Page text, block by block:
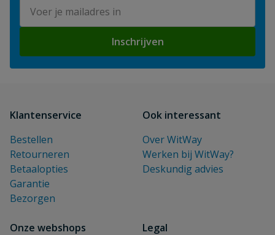
Inschrijven
Klantenservice
Bestellen
Retourneren
Betaalopties
Garantie
Bezorgen
Ook interessant
Over WitWay
Werken bij WitWay?
Deskundig advies
Onze webshops
Legal